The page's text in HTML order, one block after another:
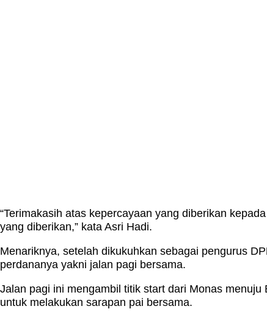
“Terimakasih atas kepercayaan yang diberikan
yang diberikan,” kata Asri Hadi.
Menariknya, setelah dikukuhkan sebagai pengurus
perdananya yakni jalan pagi bersama.
Jalan pagi ini mengambil titik start dari Monas
untuk melakukan sarapan pai bersama.